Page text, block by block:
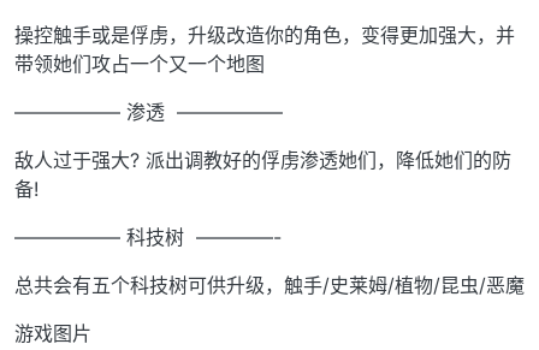
操控触手或是俘虏，升级改造你的角色，变得更加强大，并
带领她们攻占一个又一个地图
—————– 渗透 —————–
敌人过于强大? 派出调教好的俘虏渗透她们，降低她们的防
备!
—————– 科技树 ————-
总共会有五个科技树可供升级，触手/史莱姆/植物/昆虫/恶魔
游戏图片